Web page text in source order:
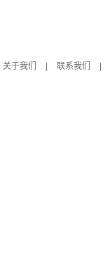
关于我们
联系我们